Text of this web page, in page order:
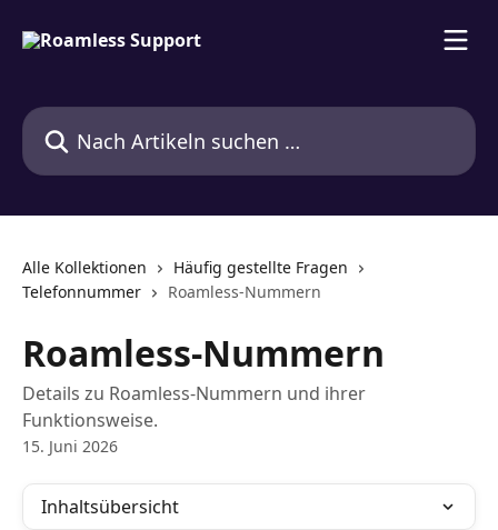
Nach Artikeln suchen …
Alle Kollektionen
Häufig gestellte Fragen
Telefonnummer
Roamless-Nummern
Roamless-Nummern
Details zu Roamless-Nummern und ihrer
Funktionsweise.
15. Juni 2026
Inhaltsübersicht